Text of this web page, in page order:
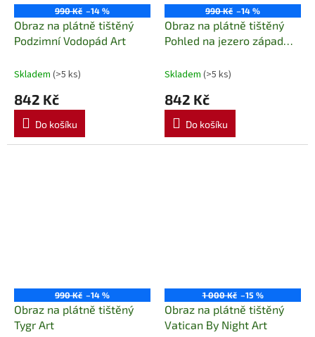
990 Kč –14 %
Obraz na plátně tištěný
Podzimní Vodopád Art
Skladem (>5 ks)
842 Kč
Do košíku
990 Kč –14 %
Obraz na plátně tištěný
Pohled na jezero západ
Skladem (>5 ks)
842 Kč
Do košíku
990 Kč –14 %
Obraz na plátně tištěný
Tygr Art
1 000 Kč –15 %
Obraz na plátně tištěný
Vatican By Night Art